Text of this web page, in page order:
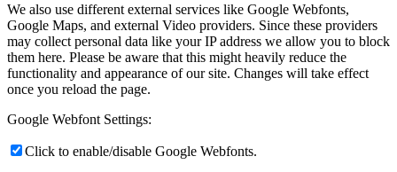
We also use different external services like Google Webfonts,
Google Maps, and external Video providers. Since these providers
may collect personal data like your IP address we allow you to block
them here. Please be aware that this might heavily reduce the
functionality and appearance of our site. Changes will take effect
once you reload the page.
Google Webfont Settings:
Click to enable/disable Google Webfonts.